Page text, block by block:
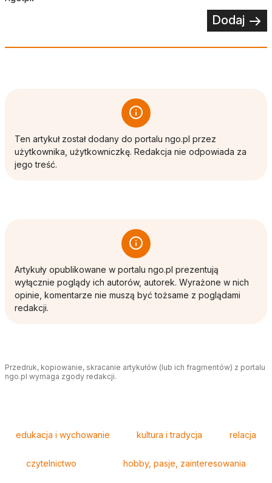
Dodaj
Ten artykuł został dodany do portalu ngo.pl przez
użytkownika, użytkowniczkę. Redakcja nie odpowiada za
jego treść.
Artykuły opublikowane w portalu ngo.pl prezentują
wyłącznie poglądy ich autorów, autorek. Wyrażone w nich
opinie, komentarze nie muszą być tożsame z poglądami
redakcji.
Przedruk, kopiowanie, skracanie artykułów (lub ich fragmentów) z portalu
ngo.pl wymaga zgody redakcji.
edukacja i wychowanie kultura i tradycja relacja
czytelnictwo hobby, pasje, zainteresowania